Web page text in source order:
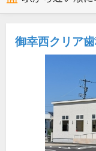
御幸西クリア